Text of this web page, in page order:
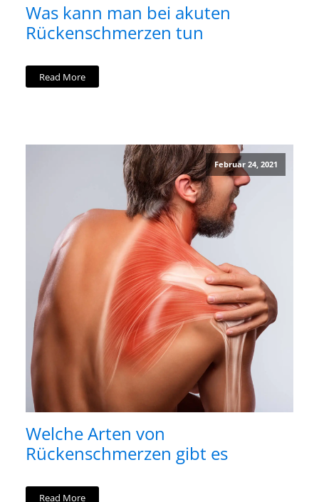
Was kann man bei akuten
Rückenschmerzen tun
Read More
Februar 24, 2021
Welche Arten von
Rückenschmerzen gibt es
Read More